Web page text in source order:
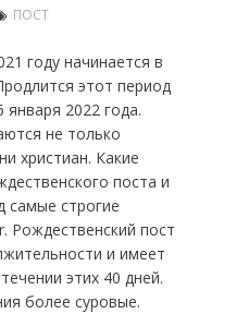
ПОСТ
году начинается в
этот период
2022 года.
не только
христиан. Какие
поста и
самые строгие
Рождественский пост
и имеет
этих 40 дней.
более суровые.